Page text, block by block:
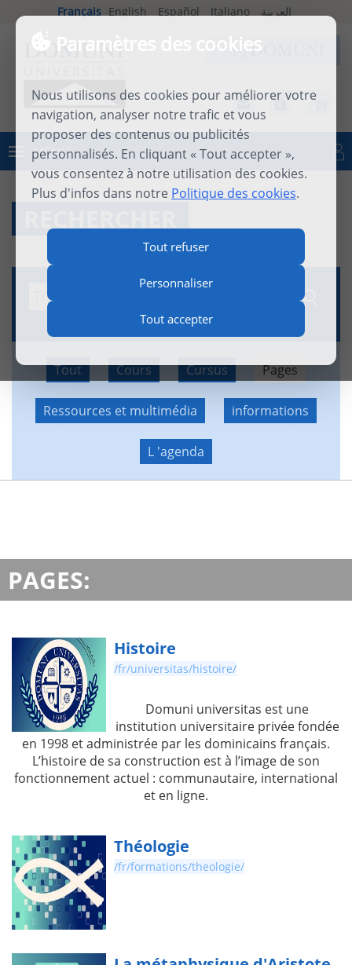
Paramètres des cookies
Nous utilisons des cookies pour améliorer votre
navigation, analyser notre trafic et vous
proposer des contenus ou publicités
personnalisés. En cliquant « Tout accepter »,
vous consentez à notre utilisation des cookies.
Plus d'infos dans notre Politique des cookies.
Tout refuser
Personnaliser
Tout accepter
Français English Español Italiano العربية
MENU Se connecter
Tout Cours Cursus Pages
Ressources et multimédia informations
L 'agenda
PAGES:
Histoire
/fr/universitas/histoire/
Domuni universitas est une
institution universitaire privée fondée
en 1998 et administrée par les dominicains français.
L’histoire de sa construction est à l’image de son
fonctionnement actuel : communautaire, international
et en ligne.
Théologie
/fr/formations/theologie/